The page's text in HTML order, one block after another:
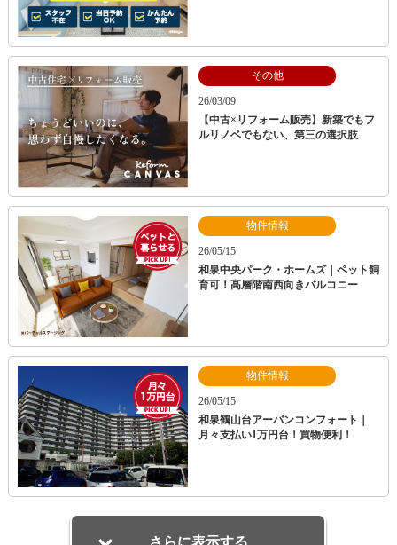
その他
26/03/09
【中古×リフォーム販売】新築でもフ
ルリノベでもない、第三の選択肢
物件情報
26/05/15
和泉中央パーク・ホームズ｜ペット飼
育可！高層階南西向きバルコニー
物件情報
26/05/15
和泉鶴山台アーバンコンフォート｜
月々支払い1万円台！買物便利！
さらに表示する